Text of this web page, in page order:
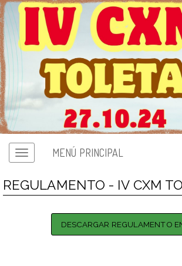
MENÚ PRINCIPAL
REGULAMENTO - IV CXM
DESCARGAR REGULAMENTO